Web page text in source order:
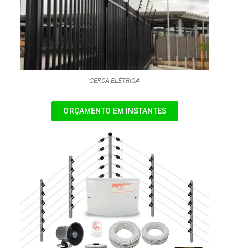
CERCA ELÉTRICA
ORÇAMENTO EM INSTANTES